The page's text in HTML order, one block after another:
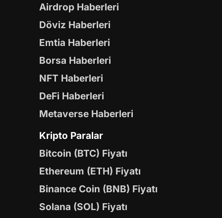
Airdrop Haberleri
Döviz Haberleri
Emtia Haberleri
Borsa Haberleri
NFT Haberleri
DeFi Haberleri
Metaverse Haberleri
Kripto Paralar
Bitcoin (BTC) Fiyatı
Ethereum (ETH) Fiyatı
Binance Coin (BNB) Fiyatı
Solana (SOL) Fiyatı